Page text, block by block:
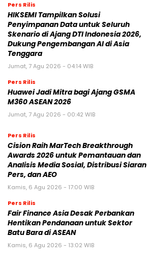
Pers Rilis
HIKSEMI Tampilkan Solusi
Penyimpanan Data untuk Seluruh
Skenario di Ajang DTI Indonesia 2026,
Dukung Pengembangan AI di Asia
Tenggara
Jumat, 7 Agu 2026 - 04:14 WIB
Pers Rilis
Huawei Jadi Mitra bagi Ajang GSMA
M360 ASEAN 2026
Jumat, 7 Agu 2026 - 00:42 WIB
Pers Rilis
Cision Raih MarTech Breakthrough
Awards 2026 untuk Pemantauan dan
Analisis Media Sosial, Distribusi Siaran
Pers, dan AEO
Kamis, 6 Agu 2026 - 17:00 WIB
Pers Rilis
Fair Finance Asia Desak Perbankan
Hentikan Pendanaan untuk Sektor
Batu Bara di ASEAN
Kamis, 6 Agu 2026 - 13:02 WIB